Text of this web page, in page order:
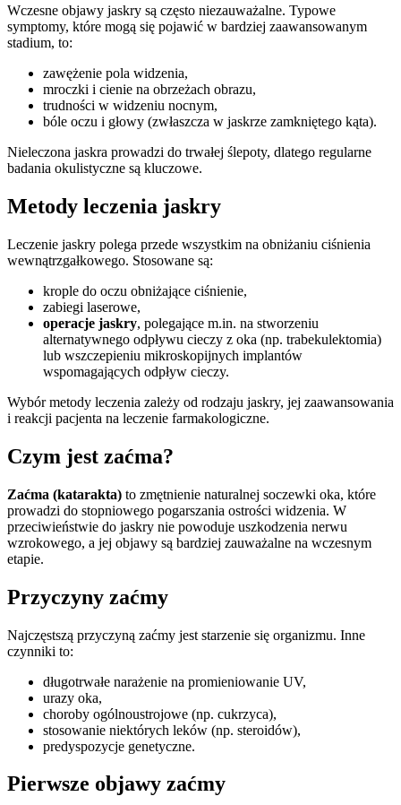
Wczesne objawy jaskry są często niezauważalne. Typowe
symptomy, które mogą się pojawić w bardziej zaawansowanym
stadium, to:
zawężenie pola widzenia,
mroczki i cienie na obrzeżach obrazu,
trudności w widzeniu nocnym,
bóle oczu i głowy (zwłaszcza w jaskrze zamkniętego kąta).
Nieleczona jaskra prowadzi do trwałej ślepoty, dlatego regularne
badania okulistyczne są kluczowe.
Metody leczenia jaskry
Leczenie jaskry polega przede wszystkim na obniżaniu ciśnienia
wewnątrzgałkowego. Stosowane są:
krople do oczu obniżające ciśnienie,
zabiegi laserowe,
operacje jaskry, polegające m.in. na stworzeniu
alternatywnego odpływu cieczy z oka (np. trabekulektomia)
lub wszczepieniu mikroskopijnych implantów
wspomagających odpływ cieczy.
Wybór metody leczenia zależy od rodzaju jaskry, jej zaawansowania
i reakcji pacjenta na leczenie farmakologiczne.
Czym jest zaćma?
Zaćma (katarakta) to zmętnienie naturalnej soczewki oka, które
prowadzi do stopniowego pogarszania ostrości widzenia. W
przeciwieństwie do jaskry nie powoduje uszkodzenia nerwu
wzrokowego, a jej objawy są bardziej zauważalne na wczesnym
etapie.
Przyczyny zaćmy
Najczęstszą przyczyną zaćmy jest starzenie się organizmu. Inne
czynniki to:
długotrwałe narażenie na promieniowanie UV,
urazy oka,
choroby ogólnoustrojowe (np. cukrzyca),
stosowanie niektórych leków (np. steroidów),
predyspozycje genetyczne.
Pierwsze objawy zaćmy